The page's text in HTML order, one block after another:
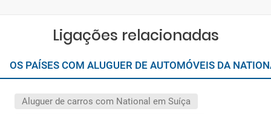
Ligações relacionadas
OS PAÍSES COM ALUGUER DE AUTOMÓVEIS DA
Aluguer de carros com National em Suíça